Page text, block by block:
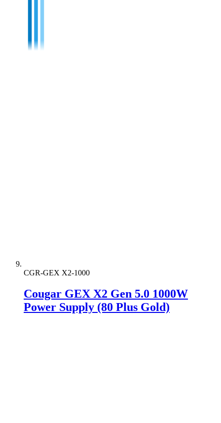
CGR-GEX X2-1000
Cougar GEX X2 Gen 5.0 1000W
Power Supply (80 Plus Gold)